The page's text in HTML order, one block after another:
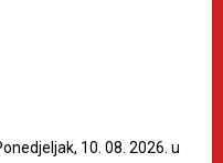
10. 08. 2026. u